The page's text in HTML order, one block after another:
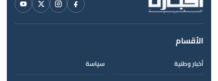
الأقسام
أخبار وطنية
سياسة